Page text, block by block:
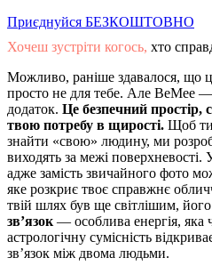
Приєднуйся БЕЗКОШТОВНО
Хочеш зустріти когось, хто
Можливо, раніше здавалося, що
просто не для тебе. Але BeMee
додаток. Це безпечний простір,
твою потребу в щирості. Щоб ти
знайти «свою» людину, ми
виходять за межі поверхневості.
адже замість звичайного фото
яке розкриє твоє справжнє
твій шлях був ще світлішим,
зв’язок — особлива енергія, яка
астрологічну сумісність
зв’язок між двома людьми.